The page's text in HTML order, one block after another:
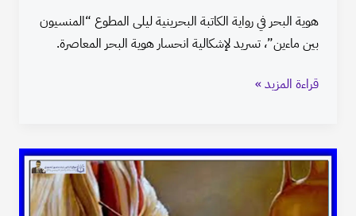
هوية البحر في رواية الكاتبة البحرينية ليلى المطوع “المنسيون
بين ماءين”، تسريد لإشكالية انحسار هوية البحر المعاصرة.
قراءة المزيد »
مفهوم
الأسلوب